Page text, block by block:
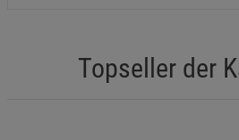
Topseller der